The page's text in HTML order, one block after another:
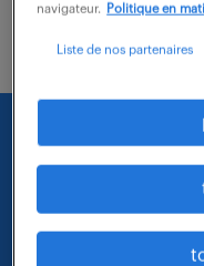
Nous faisons le
qui vous
- métier et
navigateur.
Politique en
Liste de nos partenaires